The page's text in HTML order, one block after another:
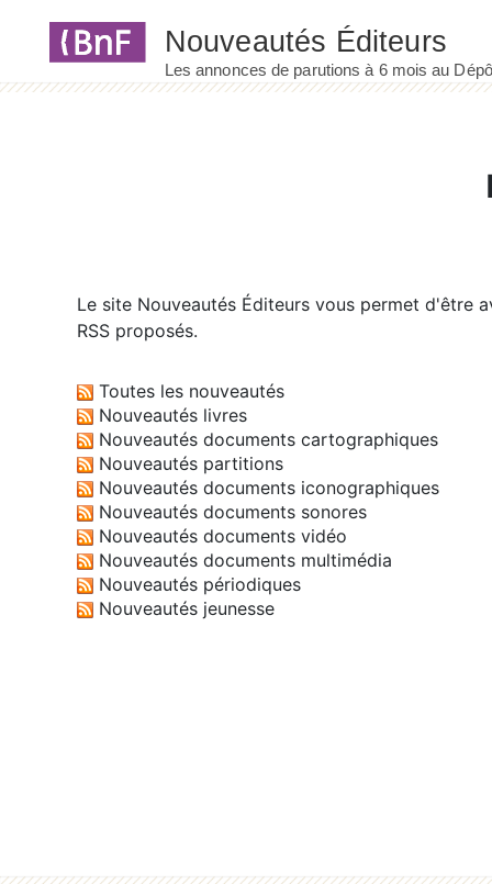
Le site Nouveautés Éditeurs vous permet d'être
RSS proposés.
Toutes les nouveautés
Nouveautés livres
Nouveautés documents cartographiques
Nouveautés partitions
Nouveautés documents iconographiques
Nouveautés documents sonores
Nouveautés documents vidéo
Nouveautés documents multimédia
Nouveautés périodiques
Nouveautés jeunesse